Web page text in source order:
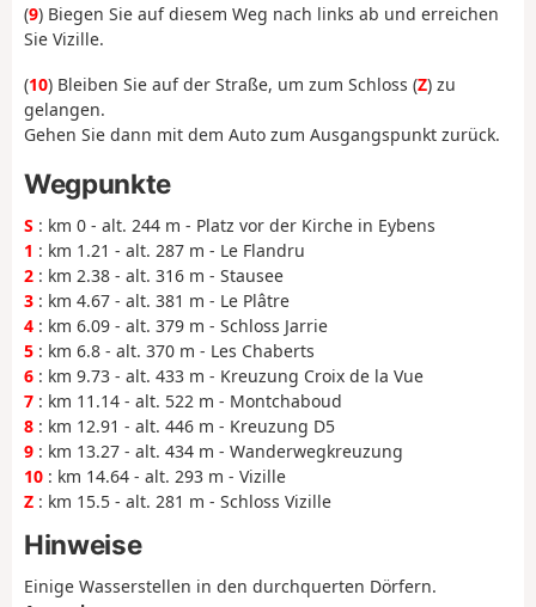
(9) Biegen Sie auf diesem Weg nach links ab und erreichen
Sie Vizille.
(10) Bleiben Sie auf der Straße, um zum Schloss (Z) zu
gelangen.
Gehen Sie dann mit dem Auto zum Ausgangspunkt zurück.
Wegpunkte
S : km 0 - alt. 244 m - Platz vor der Kirche in Eybens
1 : km 1.21 - alt. 287 m - Le Flandru
2 : km 2.38 - alt. 316 m - Stausee
3 : km 4.67 - alt. 381 m - Le Plâtre
4 : km 6.09 - alt. 379 m - Schloss Jarrie
5 : km 6.8 - alt. 370 m - Les Chaberts
6 : km 9.73 - alt. 433 m - Kreuzung Croix de la Vue
7 : km 11.14 - alt. 522 m - Montchaboud
8 : km 12.91 - alt. 446 m - Kreuzung D5
9 : km 13.27 - alt. 434 m - Wanderwegkreuzung
10 : km 14.64 - alt. 293 m - Vizille
Z : km 15.5 - alt. 281 m - Schloss Vizille
Hinweise
Einige Wasserstellen in den durchquerten Dörfern.